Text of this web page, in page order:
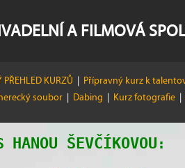
A FILMOVÁ
PŘEHLED KURZŮ | Přípravný kurz k
soubor | Dabing | Kurz fotografie |
HANOU ŠEVČÍKOVOU :